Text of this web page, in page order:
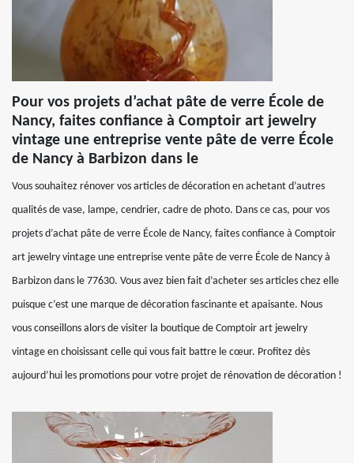
Pour vos projets d’achat pâte de verre École de
Nancy, faites confiance à Comptoir art jewelry
vintage une entreprise vente pâte de verre École
de Nancy à Barbizon dans le
Vous souhaitez rénover vos articles de décoration en achetant d’autres
qualités de vase, lampe, cendrier, cadre de photo. Dans ce cas, pour vos
projets d’achat pâte de verre École de Nancy, faites confiance à Comptoir
art jewelry vintage une entreprise vente pâte de verre École de Nancy à
Barbizon dans le 77630. Vous avez bien fait d’acheter ses articles chez elle
puisque c’est une marque de décoration fascinante et apaisante. Nous
vous conseillons alors de visiter la boutique de Comptoir art jewelry
vintage en choisissant celle qui vous fait battre le cœur. Profitez dès
aujourd’hui les promotions pour votre projet de rénovation de décoration !